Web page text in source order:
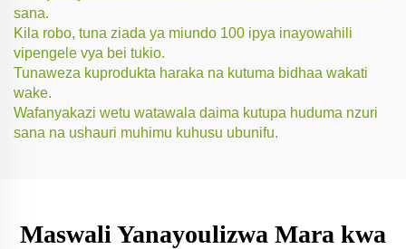
sana.
Kila robo, tuna ziada ya miundo 100 ipya inayowahili
vipengele vya bei tukio.
Tunaweza kuprodukta haraka na kutuma bidhaa wakati
wake.
Wafanyakazi wetu watawala daima kutupa huduma nzuri
sana na ushauri muhimu kuhusu ubunifu.
Maswali Yanayoulizwa Mara kwa